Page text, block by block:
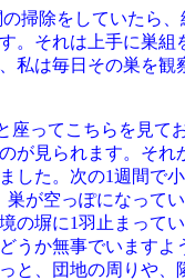
掃除をしていたら
。それは上手に巣組
私は毎日その巣を
座ってこちらを見て
が見られます。それ
した。次の1週間で
巣が空っぽになっ
の塀に1羽止まって
うか無事でいますよ
と、団地の周りや